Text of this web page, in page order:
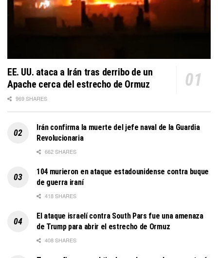
EE. UU. ataca a Irán tras derribo de un
Apache cerca del estrecho de Ormuz
969 SHARES
Irán confirma la muerte del jefe naval de la Guardia
Revolucionaria
662 SHARES
104 murieron en ataque estadounidense contra buque
de guerra iraní
418 SHARES
El ataque israelí contra South Pars fue una amenaza
de Trump para abrir el estrecho de Ormuz
408 SHARES